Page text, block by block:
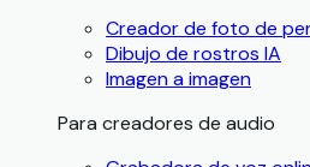
Creador de foto de
Dibujo de rostros IA
Imagen a imagen
Para creadores de audio